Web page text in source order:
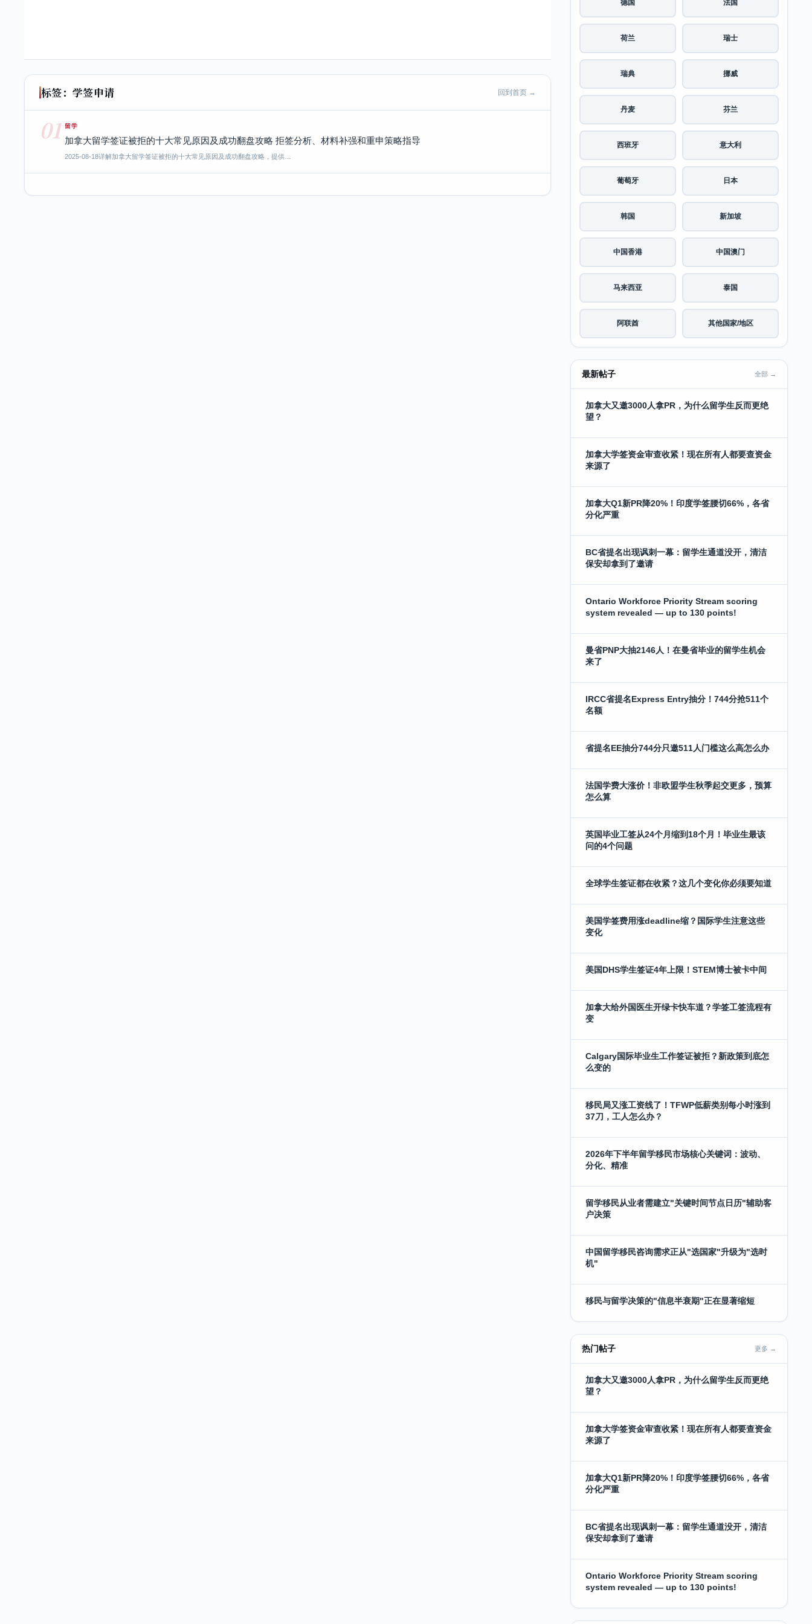
标签：学签申请 回到首页 →
01 留学
加拿大留学签证被拒的十大常见原因及成功翻盘攻略 拒签分析、材料补强和重申策略指导
2025-08-18详解加拿大留学签证被拒的十大常见原因及成功翻盘攻略，提供…
德国 法国
荷兰 瑞士
瑞典 挪威
丹麦 芬兰
西班牙 意大利
葡萄牙 日本
韩国 新加坡
中国香港 中国澳门
马来西亚 泰国
阿联酋 其他国家/地区
最新帖子 全部 →
加拿大又邀3000人拿PR，为什么留学生反而更绝
望？
加拿大学签资金审查收紧！现在所有人都要查资金
来源了
加拿大Q1新PR降20%！印度学签腰切66%，各省
分化严重
BC省提名出现讽刺一幕：留学生通道没开，清洁
保安却拿到了邀请
Ontario Workforce Priority Stream scoring
system revealed — up to 130 points!
曼省PNP大抽2146人！在曼省毕业的留学生机会
来了
IRCC省提名Express Entry抽分！744分抢511个
名额
省提名EE抽分744分只邀511人门槛这么高怎么办
法国学费大涨价！非欧盟学生秋季起交更多，预算
怎么算
英国毕业工签从24个月缩到18个月！毕业生最该
问的4个问题
全球学生签证都在收紧？这几个变化你必须要知道
美国学签费用涨deadline缩？国际学生注意这些
变化
美国DHS学生签证4年上限！STEM博士被卡中间
加拿大给外国医生开绿卡快车道？学签工签流程有
变
Calgary国际毕业生工作签证被拒？新政策到底怎
么变的
移民局又涨工资线了！TFWP低薪类别每小时涨到
37刀，工人怎么办？
2026年下半年留学移民市场核心关键词：波动、
分化、精准
留学移民从业者需建立"关键时间节点日历"辅助客
户决策
中国留学移民咨询需求正从"选国家"升级为"选时
机"
移民与留学决策的"信息半衰期"正在显著缩短
热门帖子 更多 →
加拿大又邀3000人拿PR，为什么留学生反而更绝
望？
加拿大学签资金审查收紧！现在所有人都要查资金
来源了
加拿大Q1新PR降20%！印度学签腰切66%，各省
分化严重
BC省提名出现讽刺一幕：留学生通道没开，清洁
保安却拿到了邀请
Ontario Workforce Priority Stream scoring
system revealed — up to 130 points!